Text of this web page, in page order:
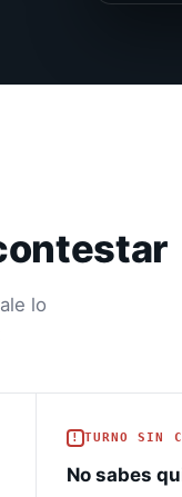
lo
TURNO SIN
No sabes